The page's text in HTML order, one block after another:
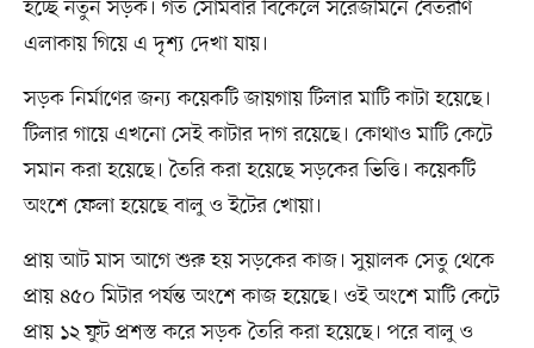
হচ্ছে নতুন সড়ক। গত সোমবার বিকেলে সরেজমিনে বৈতরণি
এলাকায় গিয়ে এ দৃশ্য দেখা যায়।
সড়ক নির্মাণের জন্য কয়েকটি জায়গায় টিলার মাটি কাটা হয়েছে।
টিলার গায়ে এখনো সেই কাটার দাগ রয়েছে। কোথাও মাটি কেটে
সমান করা হয়েছে। তৈরি করা হয়েছে সড়কের ভিত্তি। কয়েকটি
অংশে ফেলা হয়েছে বালু ও ইটের খোয়া।
প্রায় আট মাস আগে শুরু হয় সড়কের কাজ। সুয়ালক সেতু থেকে
প্রায় ৪৫০ মিটার পর্যন্ত অংশে কাজ হয়েছে। ওই অংশে মাটি কেটে
প্রায় ১২ ফুট প্রশস্ত করে সড়ক তৈরি করা হয়েছে। পরে বালু ও